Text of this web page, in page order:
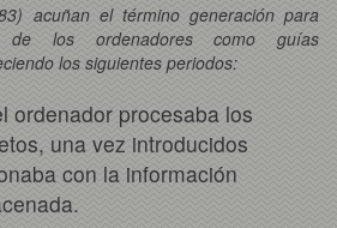
acuñan el término generaciónpara
los ordenadores como guías
los siguientes periodos:
ordenador procesaba los
una vez introducidos
con la información